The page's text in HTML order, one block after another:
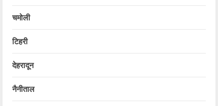
चमोली
टिहरी
देहरादून
नैनीताल